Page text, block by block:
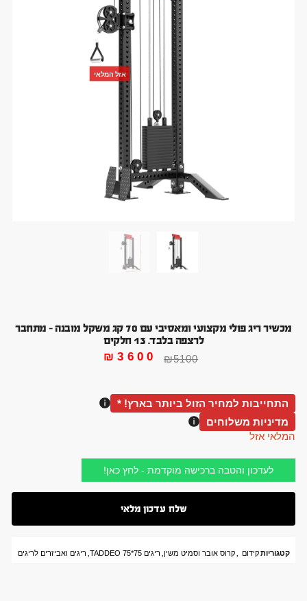
אזל המלאי
מכשיר ריג פולי מקצועי ומאסיבי עם 70 קג משקל מובנה – מתחבר
לרצפה בלבד. 13 חלקים
₪5100
₪3600
התחייבות למחיר הזול ביותר בארץ! *
מדיניות משלוחים
המלאי אזל
לעדכון והטבה ברכישה מוקדמת - לחץ כאן!
קטגוריות קידום ,קרוס אובר וסמיט משין, ריגים 75*75 TADDEO , ריגים ואביזרים לריגים